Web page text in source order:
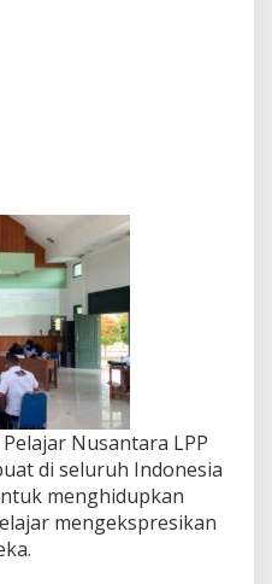
Nusantara LPP
di seluruh Indonesia
menghidupkan
mengekspresikan